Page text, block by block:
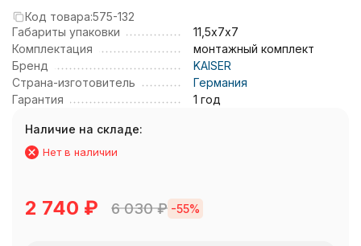
Код товара:575-132
Габариты упаковки
11,5х7х7
Комплектация
монтажный комплект
Бренд
KAISER
Страна-изготовитель
Германия
Гарантия
1 год
Наличие на складе:
Нет в наличии
2 740 ₽ 6 030₽ -55%